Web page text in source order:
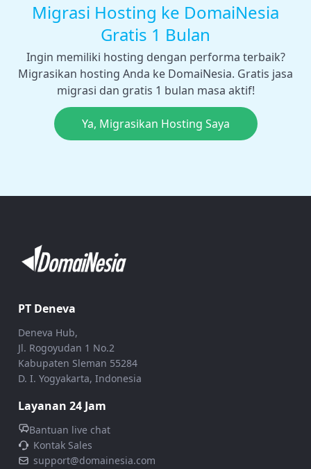
Migrasi Hosting ke DomaiNesia
Gratis 1 Bulan
Ingin memiliki hosting dengan performa terbaik?
Migrasikan hosting Anda ke DomaiNesia. Gratis jasa
migrasi dan gratis 1 bulan masa aktif!
Ya, Migrasikan Hosting Saya
PT Deneva
Deneva Hub,
Jl. Rogoyudan 1 No.2
Kabupaten Sleman 55284
D. I. Yogyakarta, Indonesia
Layanan 24 Jam
Bantuan live chat
Kontak Sales
support@domainesia.com